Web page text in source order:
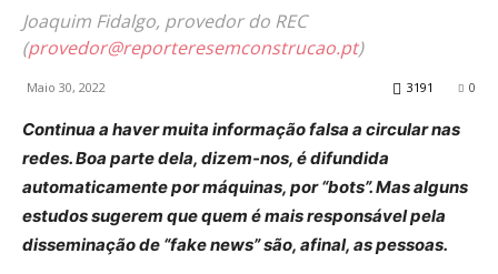
Joaquim Fidalgo, provedor do REC
(provedor@reporteresemconstrucao.pt)
Maio 30, 2022 0
3191
Continua a haver muita informação falsa a circular nas
redes. Boa parte dela, dizem-nos, é difundida
automaticamente por máquinas, por “bots”. Mas alguns
estudos sugerem que quem é mais responsável pela
disseminação de “fake news” são, afinal, as pessoas.